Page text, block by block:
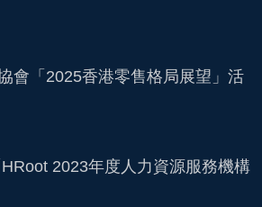
會「2025香港零售格局展望」活
2023年度人力資源服務機構